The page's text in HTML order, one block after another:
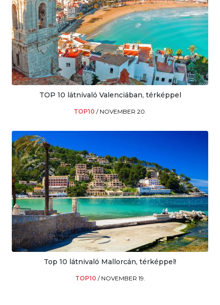
TOP 10 látnivaló Valenciában, térképpel
TOP10 / NOVEMBER 20.
Top 10 látnivaló Mallorcán, térképpel!
TOP10 / NOVEMBER 19.